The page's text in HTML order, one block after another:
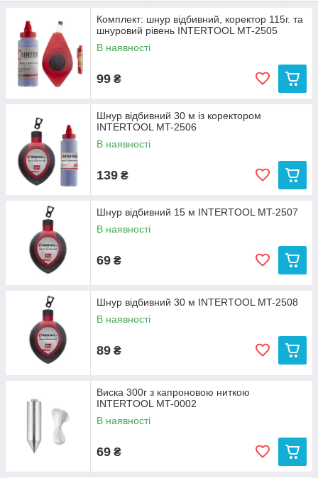
Укрпошта
Комплект: шнур відбивний, коректор 115г. та
шнуровий рівень INTERTOOL MT-2505
В наявності
99 ₴
Шнур відбивний 30 м із коректором
INTERTOOL MT-2506
В наявності
139 ₴
Шнур відбивний 15 м INTERTOOL MT-2507
В наявності
69 ₴
Шнур відбивний 30 м INTERTOOL MT-2508
В наявності
89 ₴
Виска 300г з капроновою ниткою
INTERTOOL MT-0002
В наявності
69 ₴